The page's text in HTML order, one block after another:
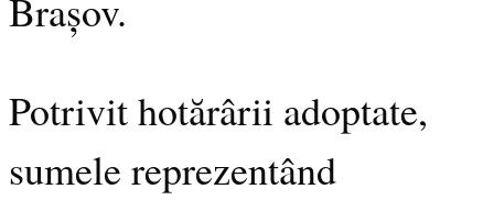
Brașov.
Potrivit hotărârii adoptate,
sumele reprezentând